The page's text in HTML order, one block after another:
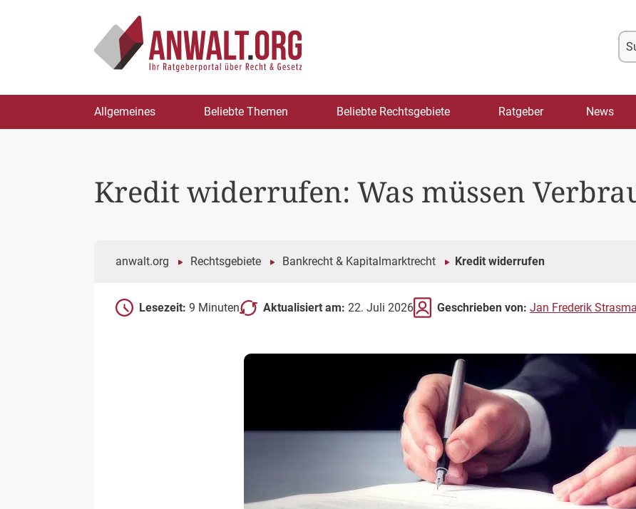
springen
Allgemeines Beliebte Themen Beliebte Rechtsgebiete Ratgeber News
Kredit widerrufen: Was müssen
anwalt.org Rechtsgebiete Bankrecht & Kapitalmarktrecht Kredit widerrufen
Lesezeit: 9 Minuten Aktualisiert am: 22. Juli 2026 Geschrieben von: Jan Frederik